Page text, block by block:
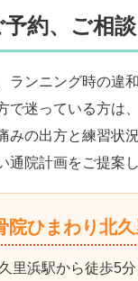
予約、ご相談
ランニング時の違
で迷っている方は
みの出方と練習状
通院計画をご提案し
院ひまわり北
里浜駅から徒歩5分